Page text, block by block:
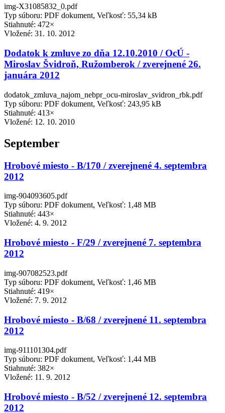
img-X31085832_0.pdf
Typ súboru: PDF dokument, Veľkosť: 55,34 kB
Stiahnuté: 472×
Vložené: 31. 10. 2012
Dodatok k zmluve zo dňa 12.10.2010 / OcÚ -
Miroslav Švidroň, Ružomberok / zverejnené 26.
januára 2012
dodatok_zmluva_najom_nebpr_ocu-miroslav_svidron_rbk.pdf
Typ súboru: PDF dokument, Veľkosť: 243,95 kB
Stiahnuté: 413×
Vložené: 12. 10. 2010
September
Hrobové miesto - B/170 / zverejnené 4. septembra
2012
img-904093605.pdf
Typ súboru: PDF dokument, Veľkosť: 1,48 MB
Stiahnuté: 443×
Vložené: 4. 9. 2012
Hrobové miesto - F/29 / zverejnené 7. septembra
2012
img-907082523.pdf
Typ súboru: PDF dokument, Veľkosť: 1,46 MB
Stiahnuté: 419×
Vložené: 7. 9. 2012
Hrobové miesto - B/68 / zverejnené 11. septembra
2012
img-911101304.pdf
Typ súboru: PDF dokument, Veľkosť: 1,44 MB
Stiahnuté: 382×
Vložené: 11. 9. 2012
Hrobové miesto - B/52 / zverejnené 12. septembra
2012